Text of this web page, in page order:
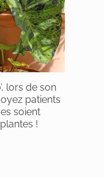
lors de son
patients
soient
!